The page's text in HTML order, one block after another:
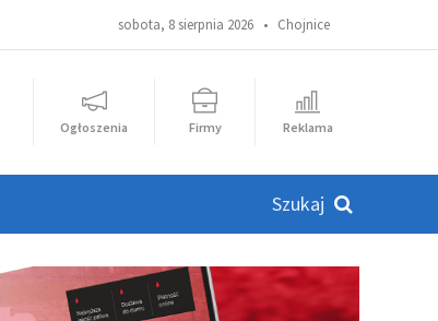
sobota, 8 sierpnia 2026 • Chojnice
Ogłoszenia Firmy Reklama